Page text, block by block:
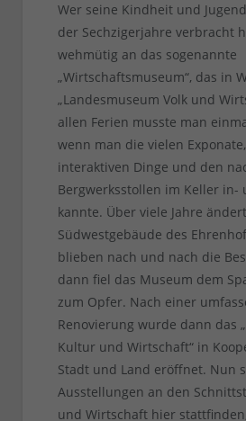
Wer seine Kindheit und
der Sechzigerjahre verbracht
wehmütig an das sogenannte
„Wirtschaftsmuseum“, das in
„Landesmuseum Volk und
allen Ferien musste man
wenn man die vielen
interaktiven Dinge und den
Bergwerksstollen im Keller in-
kannte. Über viele Jahre
Südwestgebäude des
blieben nach und nach die
dann fiel das Museum dem
zum Opfer. Nach einer
Renovierung wurde dann das
Kultur und Wirtschaft“ in
Stadt und Land eröffnet. Nun
Ausstellungen an den
und Wirtschaft hier